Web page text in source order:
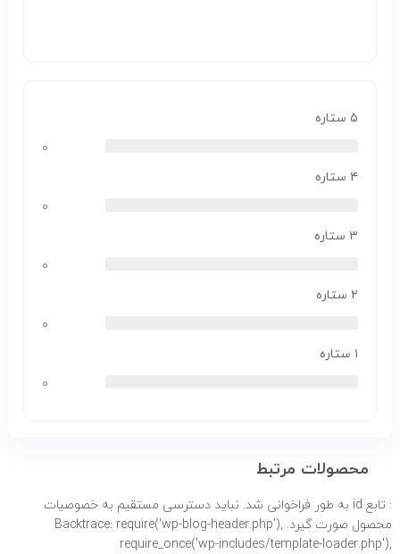
۵ ستاره
۰
۴ ستاره
۰
۳ ستاره
۰
۲ ستاره
۰
۱ ستاره
۰
محصولات مرتبط
: تابع id به طور
فراخوانی شد. نباید دسترسی مستقیم به خصوصیات
محصول صورت گیرد. Backtrace: require('wp-blog-header.php'),
require_once('wp-includes/template-loader.php'),